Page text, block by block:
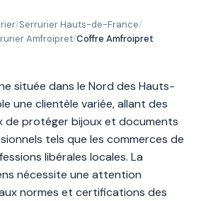
/Serrurier Hauts-de-France/
Amfroipret/Coffre Amfroipret
située dans le Nord des Hauts-
une clientèle variée, allant des
de protéger bijoux et documents
tels que les commerces de
libérales locales. La
nécessite une attention
normes et certifications des